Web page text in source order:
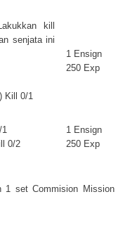
kill
senjata ini
Kill 0/1
1 Ensign
250 Exp
1
0/2
1 Ensign
250 Exp
1 set Commision Mission